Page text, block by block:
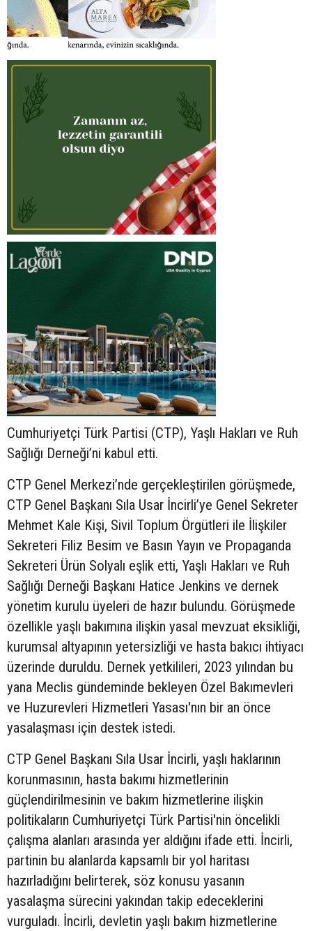
Cumhuriyetçi Türk Partisi (CTP), Yaşlı Hakları ve Ruh
Sağlığı Derneği’ni kabul etti.
CTP Genel Merkezi’nde gerçekleştirilen görüşmede,
CTP Genel Başkanı Sıla Usar İncirli’ye Genel Sekreter
Mehmet Kale Kişi, Sivil Toplum Örgütleri ile İlişkiler
Sekreteri Filiz Besim ve Basın Yayın ve Propaganda
Sekreteri Ürün Solyalı eşlik etti, Yaşlı Hakları ve Ruh
Sağlığı Derneği Başkanı Hatice Jenkins ve dernek
yönetim kurulu üyeleri de hazır bulundu. Görüşmede
özellikle yaşlı bakımına ilişkin yasal mevzuat eksikliği,
kurumsal altyapının yetersizliği ve hasta bakıcı ihtiyacı
üzerinde duruldu. Dernek yetkilileri, 2023 yılından bu
yana Meclis gündeminde bekleyen Özel Bakımevleri
ve Huzurevleri Hizmetleri Yasası'nın bir an önce
yasalaşması için destek istedi.
CTP Genel Başkanı Sıla Usar İncirli, yaşlı haklarının
korunmasının, hasta bakımı hizmetlerinin
güçlendirilmesinin ve bakım hizmetlerine ilişkin
politikaların Cumhuriyetçi Türk Partisi'nin öncelikli
çalışma alanları arasında yer aldığını ifade etti. İncirli,
partinin bu alanlarda kapsamlı bir yol haritası
hazırladığını belirterek, söz konusu yasanın
yasalaşma sürecini yakından takip edeceklerini
vurguladı. İncirli, devletin yaşlı bakım hizmetlerine